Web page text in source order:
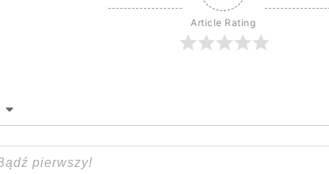
Article Rating